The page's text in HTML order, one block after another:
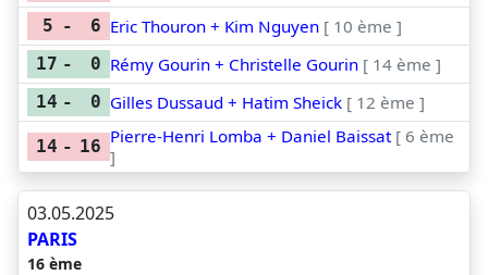
5 - 6 Eric Thouron + Kim Nguyen [ 10 ème ]
17 - 0 Rémy Gourin + Christelle Gourin [ 14 ème ]
14 - 0 Gilles Dussaud + Hatim Sheick [ 12 ème ]
14 - 16 Pierre-Henri Lomba + Daniel Baissat [ 6 ème
]
03.05.2025
PARIS
16 ème